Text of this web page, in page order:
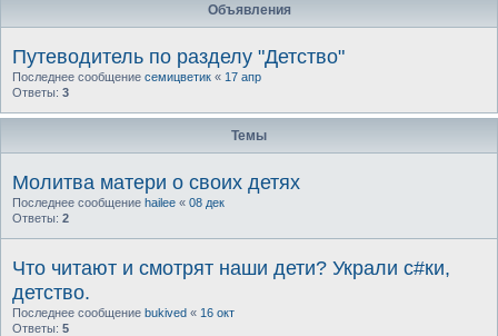
Объявления
Путеводитель по разделу "Детство"
Последнее сообщение семицветик « 17 апр
Ответы: 3
Темы
Молитва матери о своих детях
Последнее сообщение hailee « 08 дек
Ответы: 2
Что читают и смотрят наши дети? Украли с#ки,
детство.
Последнее сообщение bukived « 16 окт
Ответы: 5